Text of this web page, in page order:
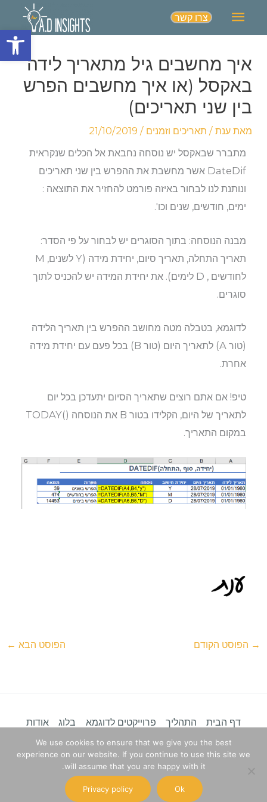
פתח
תפריטצרו קשר
איך מחשבים גיל מתאריך לידה
באקסל (או איך מחשבים הפרש
בין שני תאריכים)
מאתענת/ תאריכים וזמנים /
21/10/2019
מתברר שבאקסל יש נוסחה נחבאת אל הכלים שנקראית
DateDif אשר מחשבת את ההפרש בין שני תאריכים
ונותנת לנו לבחור באיזה פורמט להחזיר את התוצאה :
ימים, חודשים, שנים וכו'.
מבנה הנוסחה: בתוך הסוגרים יש לבחור על פי הסדר:
תאריך התחלה, תאריך סיום, יחידת מידה (Y לשנים, M
לחודשים , D לימים). את יחידת המידה יש להכניס לתוך
סוגרים.
לדוגמא, בטבלה מטה מחושב ההפרש בין תאריך הלידה
(טור A) לתאריך היום (טור B) בכל פעם עם יחידת מידה
אחרת.
טיפ! אם אתם רוצים שתאריך הסיום יתעדכן בכל יום
לתאריך של היום, הקלידו בטור B את הנוסחה ()TODAY
במקום התאריך.
→ הפוסט הקודם הפוסט הבא ←
דף הבית התהליך פרוייקטים לדוגמא בלוג
אודות
מדיניות פרטיות
ענת דגן - תובנות לעסקים | Copyright © 2026A.D
Insights
We use cookies to ensure that we give you the best
experience on our website. If you continue to use this site we
will assume that you are happy with it.
Ok
Privacy policy